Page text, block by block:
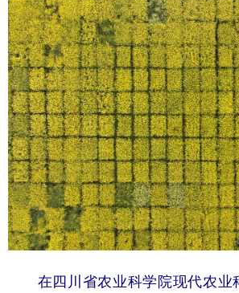
在四川省农业科学院现代农业